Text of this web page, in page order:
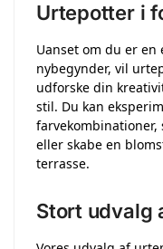
Urtepotter i
Uanset om du er
nybegynder, vil
udforske din
stil. Du kan
farvekombinationer,
eller skabe en
terrasse.
Stort udvalg